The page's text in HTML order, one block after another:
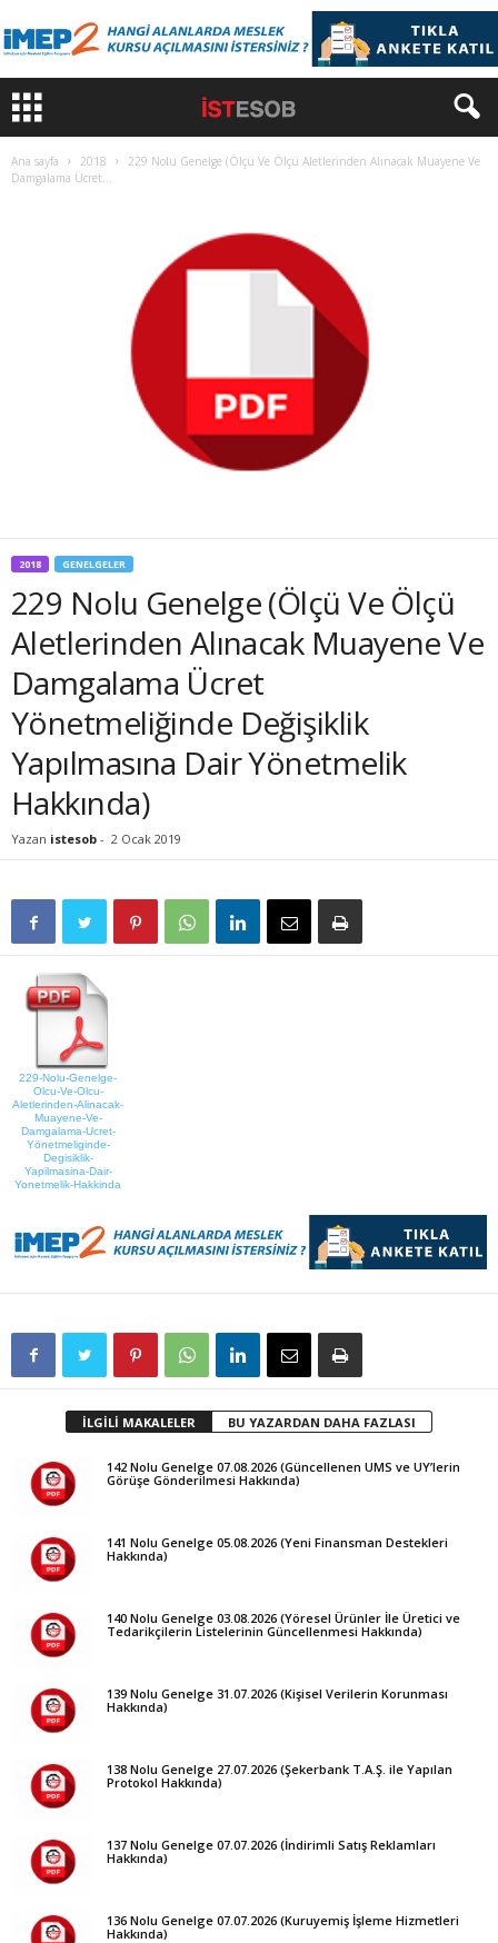
Ana sayfa 2018
229 Nolu Genelge (Ölçü Ve Ölçü Aletlerinden Alınacak Muayene Ve
Damgalama Ücret...
2018 GENELGELER
229 Nolu Genelge (Ölçü Ve Ölçü
Aletlerinden Alınacak Muayene Ve
Damgalama Ücret
Yönetmeliğinde Değişiklik
Yapılmasına Dair Yönetmelik
Hakkında)
Yazan istesob - 2 Ocak 2019
229-Nolu-Genelge-
Olcu-Ve-Olcu-
Aletlerinden-Alinacak-
Muayene-Ve-
Damgalama-Ucret-
Yönetmeliginde-
Degisiklik-
Yapilmasina-Dair-
Yonetmelik-Hakkinda
İLGİLİ MAKALELER BU YAZARDAN DAHA FAZLASI
142 Nolu Genelge 07.08.2026 (Güncellenen UMS ve UY’lerin
Görüşe Gönderilmesi Hakkında)
141 Nolu Genelge 05.08.2026 (Yeni Finansman Destekleri
Hakkında)
140 Nolu Genelge 03.08.2026 (Yöresel Ürünler İle Üretici ve
Tedarikçilerin Listelerinin Güncellenmesi Hakkında)
139 Nolu Genelge 31.07.2026 (Kişisel Verilerin Korunması
Hakkında)
138 Nolu Genelge 27.07.2026 (Şekerbank T.A.Ş. ile Yapılan
Protokol Hakkında)
137 Nolu Genelge 07.07.2026 (İndirimli Satış Reklamları
Hakkında)
136 Nolu Genelge 07.07.2026 (Kuruyemiş İşleme Hizmetleri
Hakkında)